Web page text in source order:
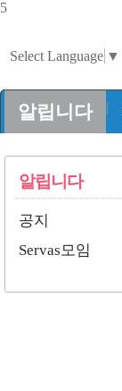
5
Select Language ▼
알립니다 |
알립니다
공지
Servas모임